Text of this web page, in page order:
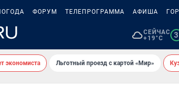
ФОРУМ ТЕЛЕПРОГРАММА АФИША
СЕЙЧАС
+19°C
3
экономиста Льготный проезд с картой «Мир»